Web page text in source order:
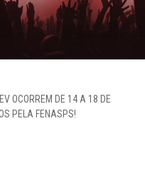
OCORREM DE 14 A 18 DE
PELA FENASPS!